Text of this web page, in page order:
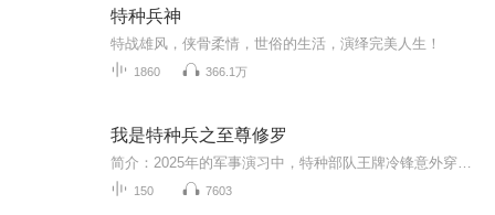
特种兵神
特战雄风，侠骨柔情，世俗的生活，演绎完美人生！
1860 366.1万
我是特种兵之至尊修罗
150 7603